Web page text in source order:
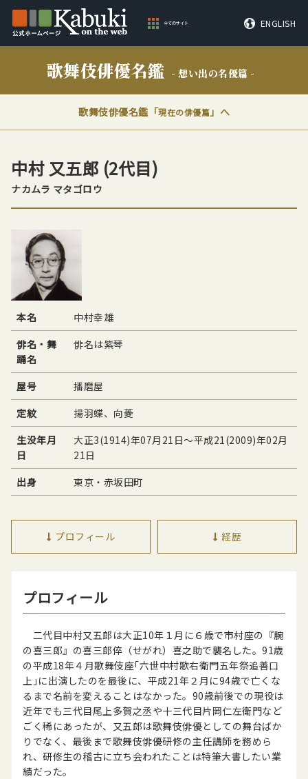
全てのサイト ENGLISH
歌舞伎俳優名鑑 - 想い出の名優篇 -
歌舞伎俳優名鑑「現在の俳優篇」へ
中村 又五郎 (2代目)
ナカムラ マタゴロウ
本名
中村幸雄
俳名・舞
踊名
俳名は紫琴
屋号
播磨屋
定紋
揚羽蝶、向菱
生没年月
日
大正3(1914)年07月21日〜平成21(2009)年02月
21日
出身
東京・赤坂田町
プロフィール 経歴
プロフィール
二代目中村又五郎は大正10年１月に６歳で市村座の『腕
の喜三郎』の喜三郎倅（せがれ）喜之助で襲名した。91歳
の平成18年４月歌舞伎座｢六世中村歌右衛門五年祭追善口
上｣に出演したのを最後に、平成21年２月に94歳で亡くな
るまで名前を変えることはなかった。90歳前後での現役は
近年でも三代目尾上多賀之丞や十三代目片岡仁左衛門など
ごく稀にあったが、又五郎は歌舞伎俳優としての舞台ばか
りでなく、最後まで歌舞伎俳優研修の主任講師を務めら
れ、研修生の稽古に立ち会われたことは特筆大書したい業
績だった。